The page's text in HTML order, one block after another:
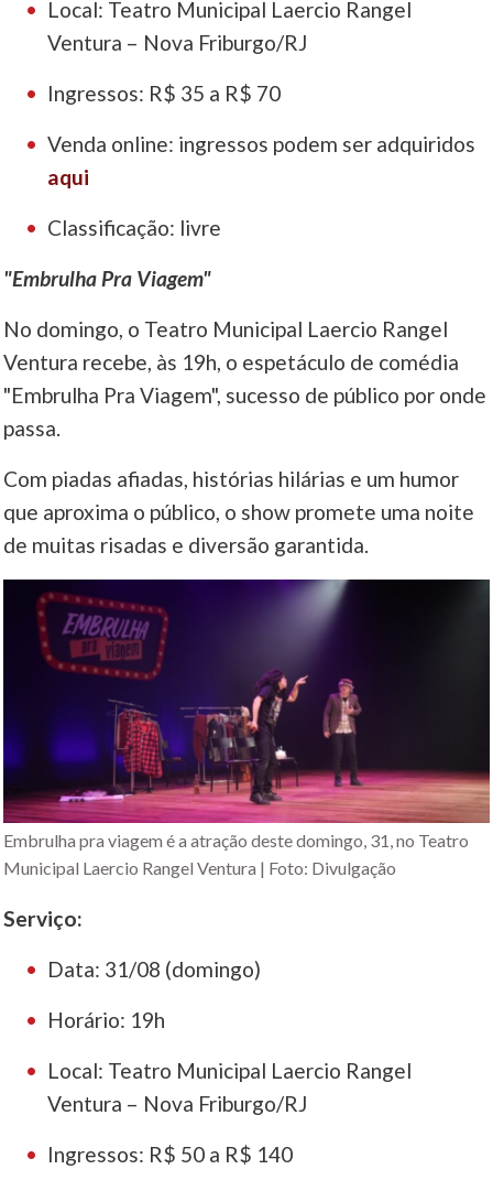
Local: Teatro Municipal Laercio Rangel
Ventura – Nova Friburgo/RJ
Ingressos: R$ 35 a R$ 70
Venda online: ingressos podem ser adquiridos
aqui
Classificação: livre
"Embrulha Pra Viagem"
No domingo, o Teatro Municipal Laercio Rangel
Ventura recebe, às 19h, o espetáculo de comédia
"Embrulha Pra Viagem", sucesso de público por onde
passa.
Com piadas afiadas, histórias hilárias e um humor
que aproxima o público, o show promete uma noite
de muitas risadas e diversão garantida.
Embrulha pra viagem é a atração deste domingo, 31, no Teatro
Municipal Laercio Rangel Ventura | Foto: Divulgação
Serviço:
Data: 31/08 (domingo)
Horário: 19h
Local: Teatro Municipal Laercio Rangel
Ventura – Nova Friburgo/RJ
Ingressos: R$ 50 a R$ 140